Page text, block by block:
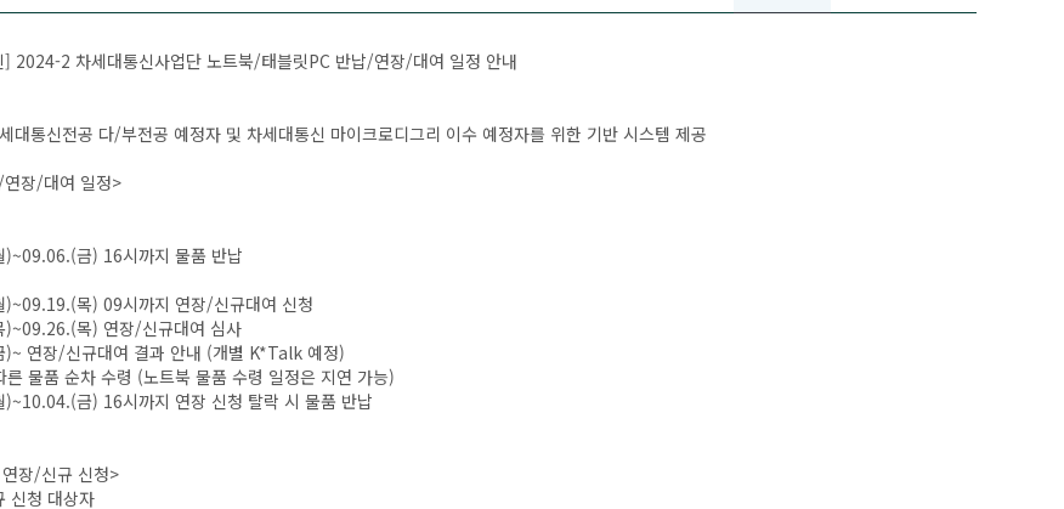
] 2024-2 차세대통신사업단 노트북/태블릿PC 반납/연장/대여 일정 안내
대통신전공 다/부전공 예정자 및 차세대통신 마이크로디그리 이수 예정자를 위한 기반 시스템 제공
장/대여 일정>
금) 16시까지 물품 반납
목) 09시까지 연장/신규대여 신청
목) 연장/신규대여 심사
연장/신규대여 결과 안내 (개별 K*Talk 예정)
물품 순차 수령 (노트북 물품 수령 일정은 지연 가능)
금) 16시까지 연장 신청 탈락 시 물품 반납
장/신규 신청>
신청 대상자